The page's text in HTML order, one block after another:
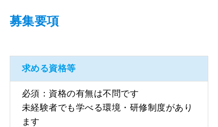
募集要項
求める資格等
必須：資格の有無は不問です
未経験者でも学べる環境・研修制度があり
ます